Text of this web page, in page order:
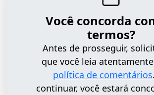
Você concorda
termos?
Antes de prosseguir,
que você leia
política de comentários
continuar, você estará